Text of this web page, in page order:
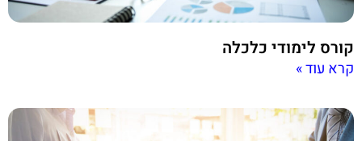
קורס לימודי כלכלה
קרא עוד »